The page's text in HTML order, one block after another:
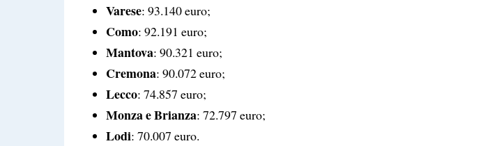
Varese: 93.140 euro;
Como: 92.191 euro;
Mantova: 90.321 euro;
Cremona: 90.072 euro;
Lecco: 74.857 euro;
Monza e Brianza: 72.797 euro;
Lodi: 70.007 euro.